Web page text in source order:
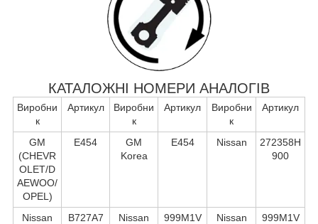
КАТАЛОЖНІ НОМЕРИ АНАЛОГІВ
Виробни
к
Артикул
Виробни
к
Артикул
Виробни
к
Артикул
GM
(CHEVR
OLET/D
AEWOO/
OPEL)
E454
GM
Korea
E454 Nissan
272358H
900
Nissan
B727A7
Nissan
999M1V
Nissan
999M1V